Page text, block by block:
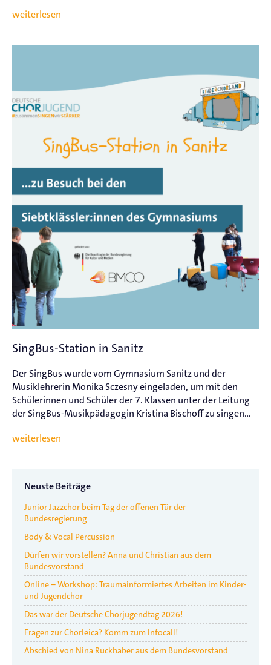
weiterlesen
SingBus-Station in Sanitz
Der SingBus wurde vom Gymnasium Sanitz und der
Musiklehrerin Monika Sczesny eingeladen, um mit den
Schülerinnen und Schüler der 7. Klassen unter der Leitung
der SingBus-Musikpädagogin Kristina Bischoff zu singen...
weiterlesen
Neuste Beiträge
Junior Jazzchor beim Tag der offenen Tür der
Bundesregierung
Body & Vocal Percussion
Dürfen wir vorstellen? Anna und Christian aus dem
Bundesvorstand
Online – Workshop: Traumainformiertes Arbeiten im Kinder-
und Jugendchor
Das war der Deutsche Chorjugendtag 2026!
Fragen zur Chorleica? Komm zum Infocall!
Abschied von Nina Ruckhaber aus dem Bundesvorstand